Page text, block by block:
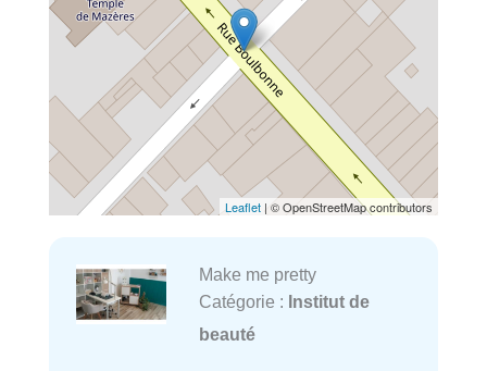
Leaflet | © OpenStreetMap contributors
Make me pretty
Catégorie : Institut de
beauté